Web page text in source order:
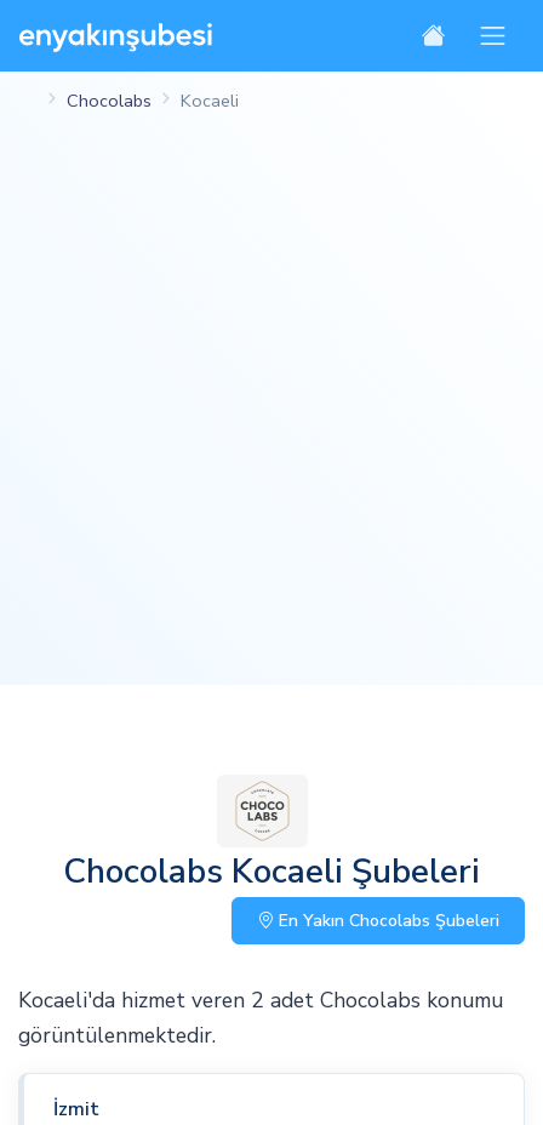
Chocolabs Kocaeli
Chocolabs Kocaeli Şubeleri
En Yakın Chocolabs Şubeleri
Kocaeli'da hizmet veren 2 adet Chocolabs konumu
görüntülenmektedir.
İzmit